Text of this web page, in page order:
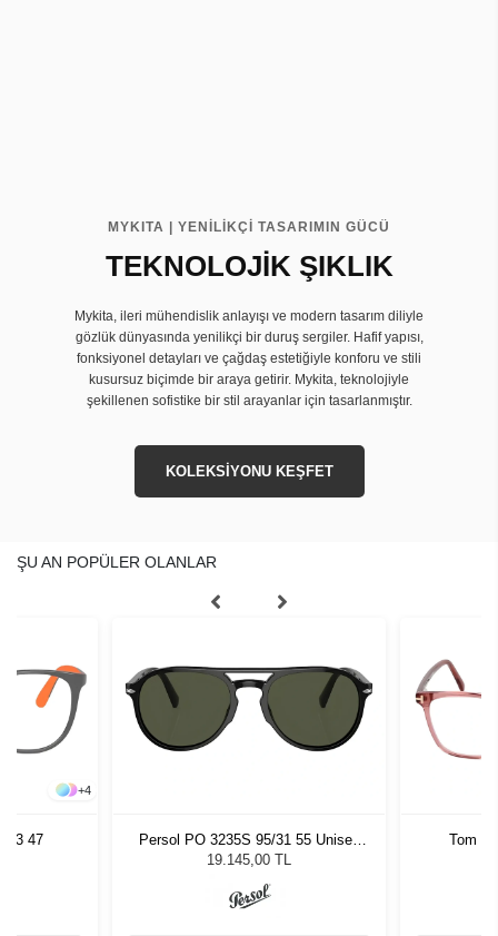
MYKITA | YENİLİKÇİ TASARIMIN GÜCÜ
TEKNOLOJİK ŞIKLIK
Mykita, ileri mühendislik anlayışı ve modern tasarım diliyle
gözlük dünyasında yenilikçi bir duruş sergiler. Hafif yapısı,
fonksiyonel detayları ve çağdaş estetiğiyle konforu ve stili
kusursuz biçimde bir araya getirir. Mykita, teknolojiyle
şekillenen sofistike bir stil arayanlar için tasarlanmıştır.
KOLEKSİYONU KEŞFET
ŞU AN POPÜLER OLANLAR
+4
47
Persol PO 3235S 95/31 55 Unisex
Güneş Gözlüğü
19.145,00 TL
Tom